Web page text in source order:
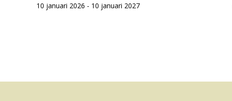
10 januari 2026 - 10 januari 2027